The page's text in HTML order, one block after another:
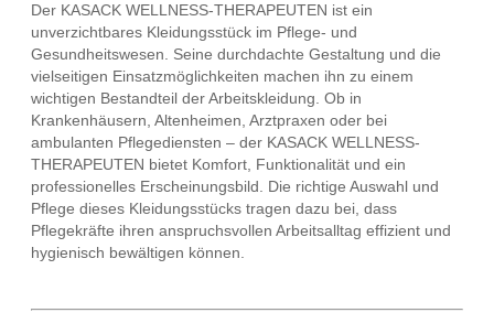
Der KASACK WELLNESS-THERAPEUTEN ist ein
unverzichtbares Kleidungsstück im Pflege- und
Gesundheitswesen. Seine durchdachte Gestaltung und die
vielseitigen Einsatzmöglichkeiten machen ihn zu einem
wichtigen Bestandteil der Arbeitskleidung. Ob in
Krankenhäusern, Altenheimen, Arztpraxen oder bei
ambulanten Pflegediensten – der KASACK WELLNESS-
THERAPEUTEN bietet Komfort, Funktionalität und ein
professionelles Erscheinungsbild. Die richtige Auswahl und
Pflege dieses Kleidungsstücks tragen dazu bei, dass
Pflegekräfte ihren anspruchsvollen Arbeitsalltag effizient und
hygienisch bewältigen können.